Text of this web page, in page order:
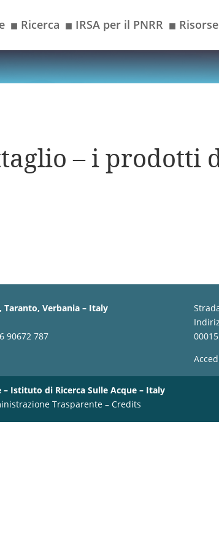
■ Ricerca ■ IRSA per il PNRR ■
– i prodotti
Taranto, Verbania – Italy
90672 787
Istituto di Ricerca Sulle Acque – Italy
Trasparente –Credits